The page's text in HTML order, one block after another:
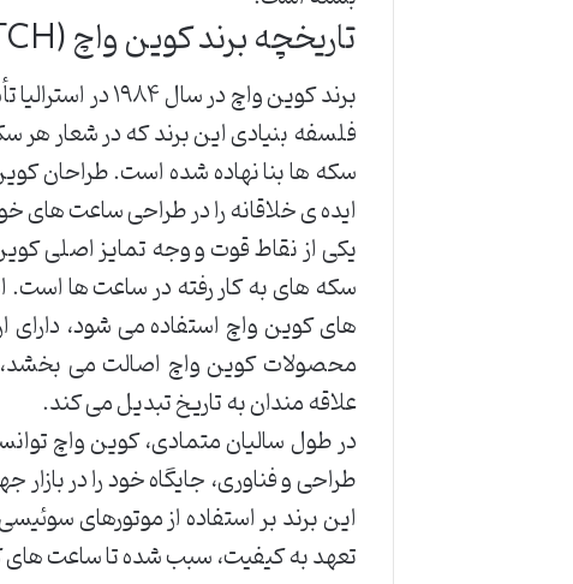
تاریخچه برند کوین واچ (COINWATCH): از ۱۹۸۴ تا امروز
برند کوین واچ
فلسفه بنیادی این برند که در شعار هر
سکه ها بنا نهاده شده است. طراحان
ایده ی خلاقانه را در طراحی ساعت های
یکی از نقاط قوت و وجه تمایز اصلی
سکه های به کار رفته در ساعت ها
های کوین واچ استفاده می شود، دارای
محصولات کوین واچ اصالت می بخشد،
علاقه مندان به تاریخ تبدیل می کند.
در طول سالیان متمادی، کوین واچ
طراحی و فناوری، جایگاه خود را در
این برند بر استفاده از موتورهای
تعهد به کیفیت، سبب شده تا ساعت های